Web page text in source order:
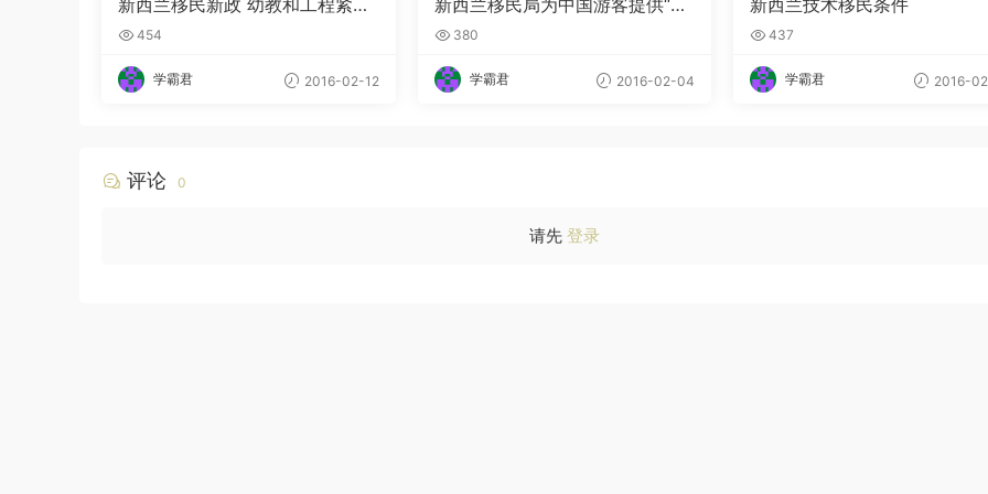
新西兰移民新政 幼教和工程紧缺
专业获加分
454
学霸君 2016-02-12
新西兰移民局为中国游客提供“快
速签证服务”
380
学霸君 2016-02-04
新西兰技术移民条件
437
学霸君 2016-
评论 0
请先 登录